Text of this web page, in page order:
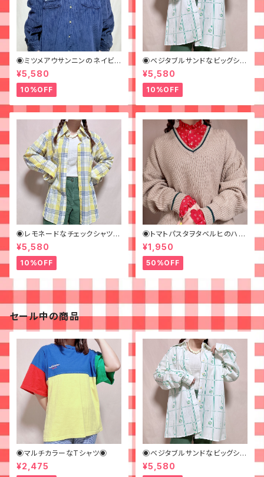
◉ミツメアウサンニンのネイビ
ーコーデュロイシャツ◉古着
¥5,580
10%OFF
◉ベジタブルサンドなビッグシャ
ツ◉ 古着 柄シャツ 70s 緑 幾
何学模様
¥5,580
10%OFF
◉レモネードなチェックシャツ◉
古着 柄シャツ 70s 黄色
¥5,580
10%OFF
◉トマトパスタヲタベルヒのハナ
ガラフリルブラウス◉ 古着 赤 ス
タンドカラー
¥1,950
50%OFF
セール中の商品
◉マルチカラーなTシャツ◉
¥2,475
◉ベジタブルサンドなビッグシャ
ツ◉ 古着 柄シャツ 70s 緑 幾
何学模様
¥5,580